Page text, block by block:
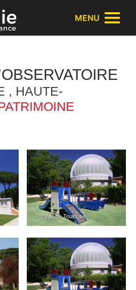
MENU
, HAUTE-
– © Ville de Toulouse